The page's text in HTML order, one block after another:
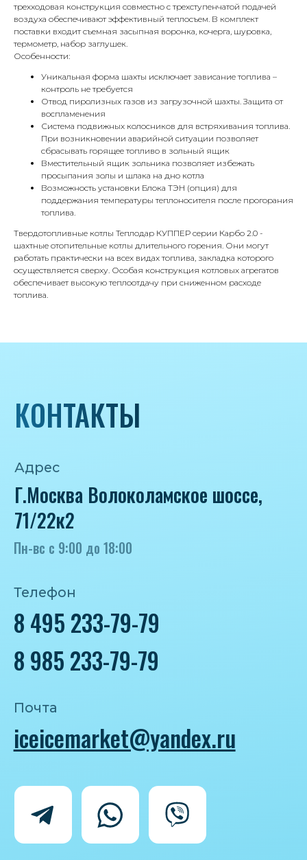
трехходовая конструкция совместно с трехступенчатой подачей
воздуха обеспечивают эффективный теплосъем. В комплект
поставки входит съемная засыпная воронка, кочерга, шуровка,
термометр, набор заглушек.
Особенности:
Уникальная форма шахты исключает зависание топлива –
контроль не требуется
Отвод пиролизных газов из загрузочной шахты. Защита от
воспламенения
Система подвижных колосников для встряхивания топлива.
При возникновении аварийной ситуации позволяет
сбрасывать горящее топливо в зольный ящик
Вместительный ящик зольника позволяет избежать
просыпания золы и шлака на дно котла
Возможность установки Блока ТЭН (опция) для
поддержания температуры теплоносителя после прогорания
топлива.
Твердотопливные котлы Теплодар КУППЕР серии Карбо 2.0 -
шахтные отопительные котлы длительного горения. Они могут
работать практически на всех видах топлива, закладка которого
осуществляется сверху. Особая конструкция котловых агрегатов
обеспечивает высокую теплоотдачу при сниженном расходе
топлива.
Адрес
Г.Москва Волоколамское шоссе,
71/22к2
Пн-вс с 9:00 до 18:00
Телефон
8 495 233-79-79
Почта
КОНТАКТЫ
Политика конфиденциальности